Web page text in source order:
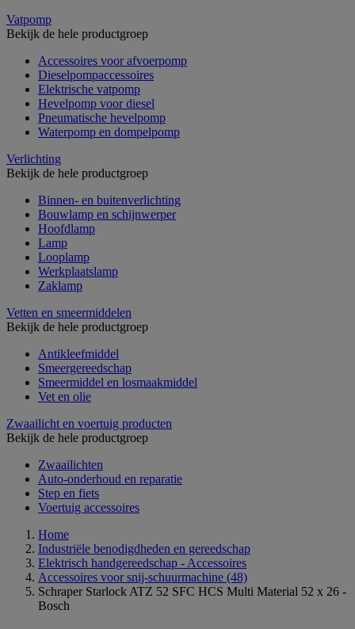
Vatpomp
Bekijk de hele productgroep
Accessoires voor afvoerpomp
Dieselpompaccessoires
Elektrische vatpomp
Hevelpomp voor diesel
Pneumatische hevelpomp
Waterpomp en dompelpomp
Verlichting
Bekijk de hele productgroep
Binnen- en buitenverlichting
Bouwlamp en schijnwerper
Hoofdlamp
Lamp
Looplamp
Werkplaatslamp
Zaklamp
Vetten en smeermiddelen
Bekijk de hele productgroep
Antikleefmiddel
Smeergereedschap
Smeermiddel en losmaakmiddel
Vet en olie
Zwaailicht en voertuig producten
Bekijk de hele productgroep
Zwaailichten
Auto-onderhoud en reparatie
Step en fiets
Voertuig accessoires
Home
Industriële benodigdheden en gereedschap
Elektrisch handgereedschap - Accessoires
Accessoires voor snij-schuurmachine (48)
Schraper Starlock ATZ 52 SFC HCS Multi Material 52 x 26 -
Bosch